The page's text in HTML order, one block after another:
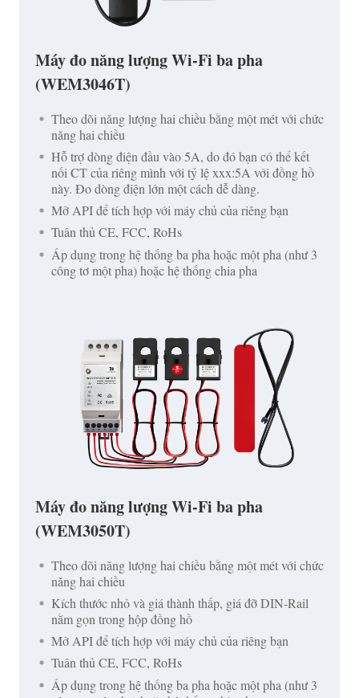
Máy đo năng lượng Wi-Fi ba pha
(WEM3046T)
Theo dõi năng lượng hai chiều bằng một mét với chức
năng hai chiều
Hỗ trợ dòng điện đầu vào 5A, do đó bạn có thể kết
nối CT của riêng mình với tỷ lệ xxx:5A với đồng hồ
này. Đo dòng điện lớn một cách dễ dàng.
Mở API để tích hợp với máy chủ của riêng bạn
Tuân thủ CE, FCC, RoHs
Áp dụng trong hệ thống ba pha hoặc một pha (như 3
công tơ một pha) hoặc hệ thống chia pha
Máy đo năng lượng Wi-Fi ba pha
(WEM3050T)
Theo dõi năng lượng hai chiều bằng một mét với chức
năng hai chiều
Kích thước nhỏ và giá thành thấp, giá đỡ DIN-Rail
nằm gọn trong hộp đồng hồ
Mở API để tích hợp với máy chủ của riêng bạn
Tuân thủ CE, FCC, RoHs
Áp dụng trong hệ thống ba pha hoặc một pha (như 3